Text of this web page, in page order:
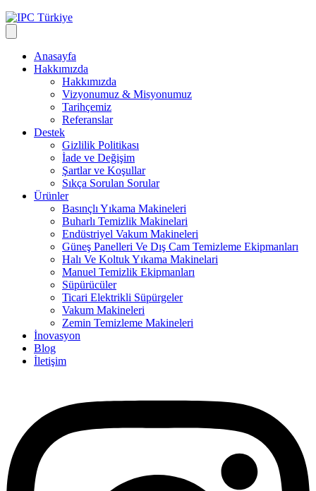
Anasayfa
Hakkımızda
Hakkımızda
Vizyonumuz & Misyonumuz
Tarihçemiz
Referanslar
Destek
Gizlilik Politikası
İade ve Değişim
Şartlar ve Koşullar
Sıkça Sorulan Sorular
Ürünler
Basınçlı Yıkama Makineleri
Buharlı Temizlik Makinelari
Endüstriyel Vakum Makineleri
Güneş Panelleri Ve Dış Cam Temizleme Ekipmanları
Halı Ve Koltuk Yıkama Makinelari
Manuel Temizlik Ekipmanları
Süpürücüler
Ticari Elektrikli Süpürgeler
Vakum Makineleri
Zemin Temizleme Makineleri
İnovasyon
Blog
İletişim